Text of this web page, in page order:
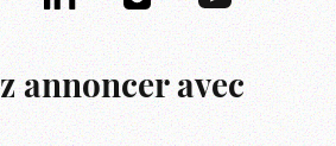
annoncer avec